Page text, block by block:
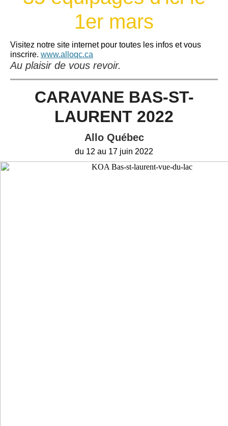
1er mars
Visitez notre site internet pour toutes les infos et vous
inscrire. www.alloqc.ca
Au plaisir de vous revoir.
CARAVANE BAS-ST-
LAURENT 2022
Allo Québec
du 12 au 17 juin 2022